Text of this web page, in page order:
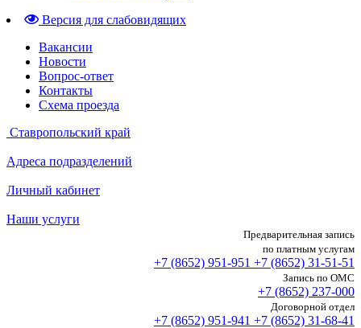
Версия для слабовидящих
Вакансии
Новости
Вопрос-ответ
Контакты
Схема проезда
Ставропольский край
Адреса подразделений
Личный кабинет
Наши услуги
Предварительная запись
по платным услугам
+7 (8652) 951-951 +7 (8652) 31-51-51
Запись по ОМС
+7 (8652) 237-000
Договорной отдел
+7 (8652) 951-941 +7 (8652) 31-68-41